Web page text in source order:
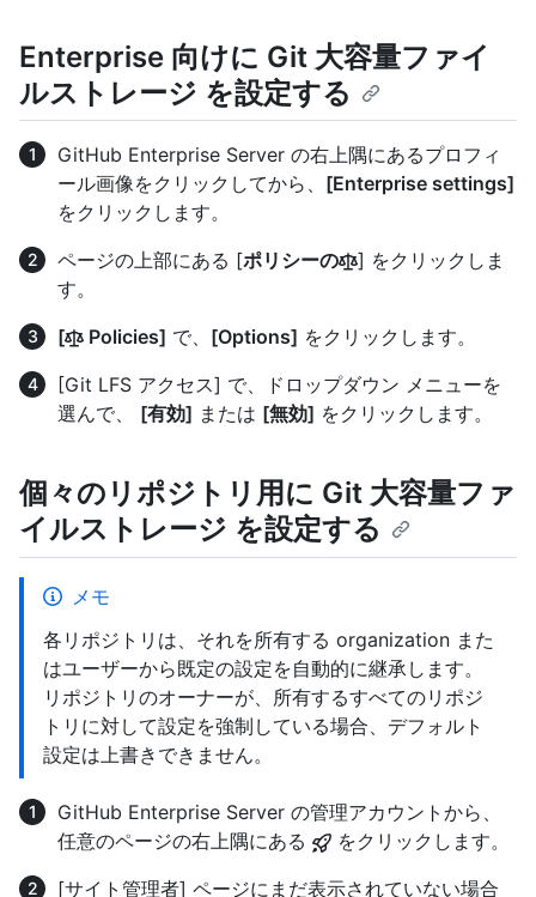
Enterprise 向けに Git 大容量ファイ
ルストレージ を設定する
GitHub Enterprise Server の右上隅にあるプロフィ
ール画像をクリックしてから、 [Enterprise settings]
をクリックします。
ページの上部にある [ポリシーの
] をクリックしま
す。
[
Policies] で、 [Options] をクリックします。
[Git LFS アクセス] で、ドロップダウン メニューを
選んで、 [有効] または [無効] をクリックします。
個々のリポジトリ用に Git 大容量ファ
イルストレージ を設定する
メモ
各リポジトリは、それを所有する organization また
はユーザーから既定の設定を自動的に継承します。
リポジトリのオーナーが、所有するすべてのリポジ
トリに対して設定を強制している場合、デフォルト
設定は上書きできません。
GitHub Enterprise Server の管理アカウントから、
任意のページの右上隅にある
をクリックします。
[サイト管理者] ページにまだ表示されていない場合